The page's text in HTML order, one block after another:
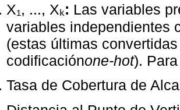
X₁, ..., Xₖ: Las variables
variables independientes
(estas últimas
codificaciónone-hot).
Tasa de Cobertura de